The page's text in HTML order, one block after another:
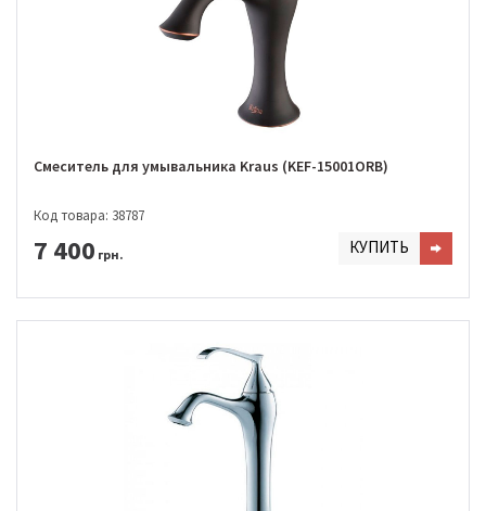
Смеситель для умывальника Kraus (KEF-15001ORB)
Код товара: 38787
7 400 грн. КУПИТЬ